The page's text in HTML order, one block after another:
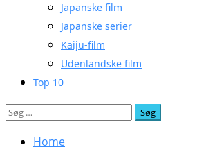
Japanske film
Japanske serier
Kaiju-film
Udenlandske film
Top 10
Søg
Home